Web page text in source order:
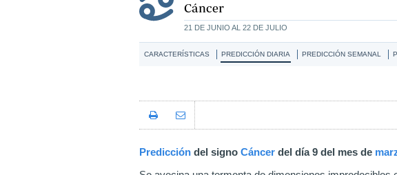
Cáncer
21 DE JUNIO AL 22 DE JULIO
CARACTERÍSTICAS PREDICCIÓN DIARIA PREDICCIÓN SEMANAL
Predicción del signo Cáncer del día 9 del mes de